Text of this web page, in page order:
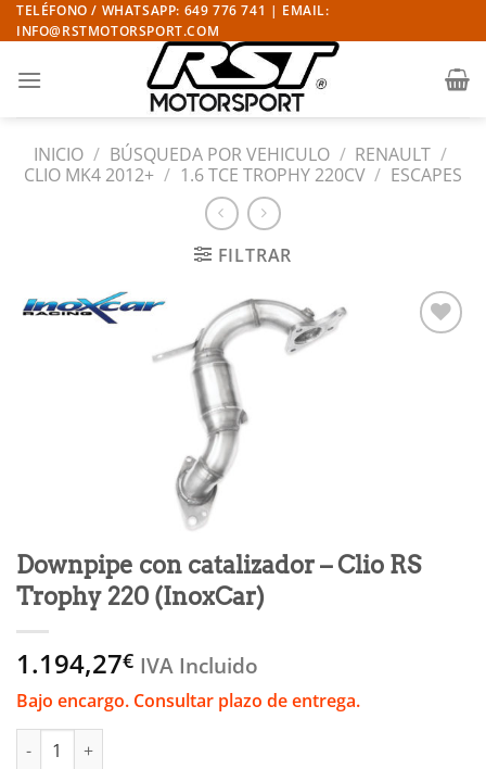
Saltar
al
TELÉFONO / WHATSAPP: 649 776 741 | EMAIL:
INFO@RSTMOTORSPORT.COM
INICIO / BÚSQUEDA POR VEHICULO / RENAULT /
CLIO MK4 2012+ / 1.6 TCE TROPHY 220CV / ESCAPES
FILTRAR
Downpipe con catalizador – Clio RS
Trophy 220 (InoxCar)
1.194,27€ IVA Incluido
Bajo encargo. Consultar plazo de entrega.
Downpipe con catalizador - Clio RS Trophy 220 (InoxCar)